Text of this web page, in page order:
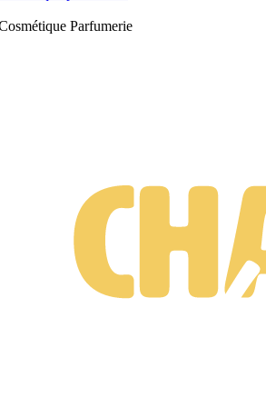
grâce aux groupes d’entraide.
Parfumerie